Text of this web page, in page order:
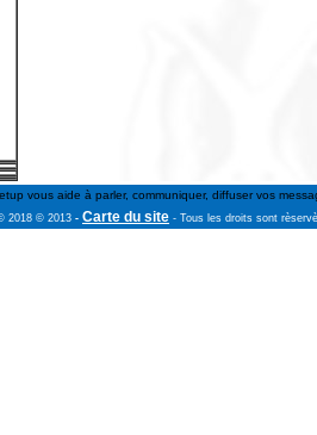
vous aide à parler, communiquer, diffuser vos
2018 © 2013 - Carte du site - Tous les droits sont